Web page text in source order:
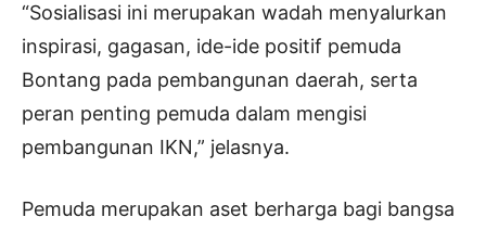
“Sosialisasi ini merupakan wadah menyalurkan
inspirasi, gagasan, ide-ide positif pemuda
Bontang pada pembangunan daerah, serta
peran penting pemuda dalam mengisi
pembangunan IKN,” jelasnya.
Pemuda merupakan aset berharga bagi bangsa